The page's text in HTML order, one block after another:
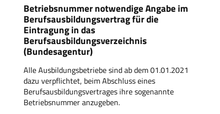
Betriebsnummer notwendige Angabe im
Berufsausbildungsvertrag für die
Eintragung in das
Berufsausbildungsverzeichnis
(Bundesagentur)
Alle Ausbildungsbetriebe sind ab dem 01.01.2021
dazu verpflichtet, beim Abschluss eines
Berufsausbildungsvertrages ihre sogenannte
Betriebsnummer anzugeben.